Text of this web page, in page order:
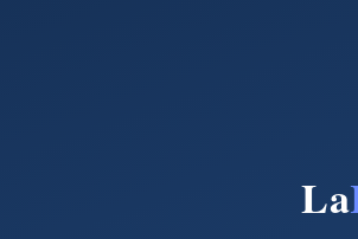
La